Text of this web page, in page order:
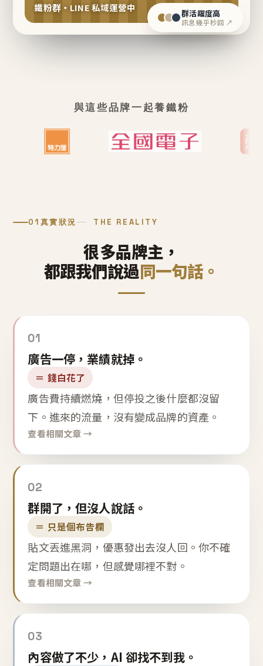
鐵粉群・LINE 私域運營中 群活躍度高
訊息幾乎秒回 ↗
與這些品牌一起養鐵粉
01 真實狀況 THE REALITY
很多品牌主，
都跟我們說過同一句話。
01
廣告一停，業績就掉。
＝ 錢白花了
廣告費持續燃燒，但停投之後什麼都沒留
下。進來的流量，沒有變成品牌的資產。
查看相關文章 →
02
群開了，但沒人說話。
＝ 只是個布告欄
貼文丟進黑洞，優惠發出去沒人回。你不確
定問題出在哪，但感覺哪裡不對。
查看相關文章 →
03
內容做了不少，AI 卻找不到我。